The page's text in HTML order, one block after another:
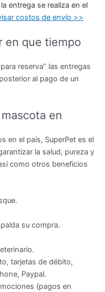
entrega se realiza en el
costos de envío >>
en que tiempo
reserva” las entregas
al pago de un
en
en el país, SuperPet es el
la salud, pureza y
como otros beneficios
su compra.
tarjetas de débito,
Paypal.
(pagos en